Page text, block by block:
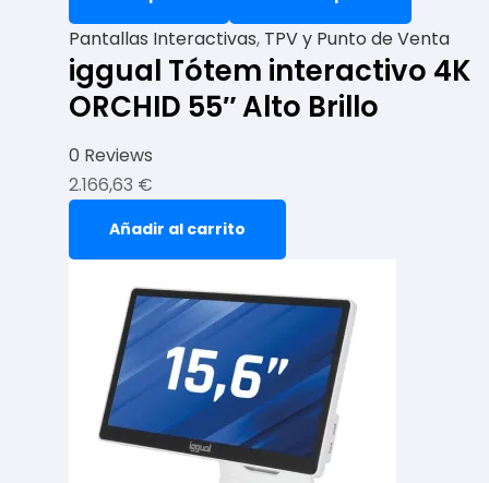
Pantallas Interactivas, TPV y Punto de Venta
iggual Tótem interactivo 4K
ORCHID 55″ Alto Brillo
0 Reviews
2.166,63 €
Añadir al carrito